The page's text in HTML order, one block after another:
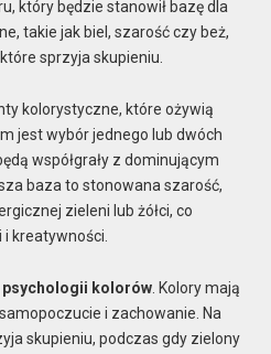
który będzie stanowił bazę dla
takie jak biel, szarość czy beż,
sprzyja skupieniu.
kolorystyczne, które ożywią
jest wybór jednego lub dwóch
współgrały z dominującym
baza to stonowana szarość,
zieleni lub żółci, co
kreatywności.
psychologii kolorów. Kolory mają
i zachowanie. Na
skupieniu, podczas gdy zielony